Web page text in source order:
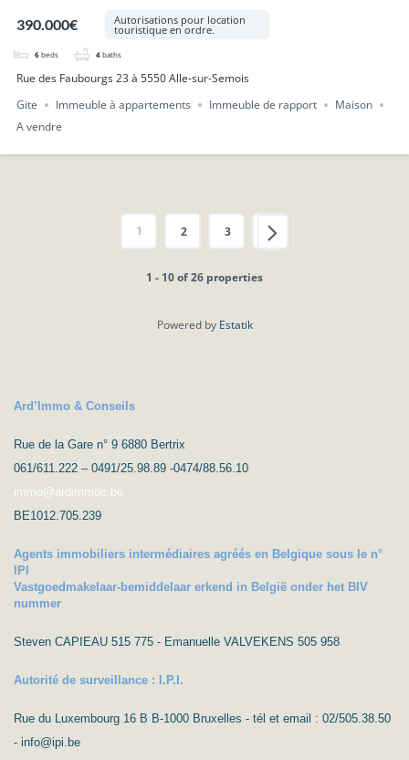
390.000€
Autorisations pour location
touristique en ordre.
6 beds 4 baths
Rue des Faubourgs 23 à 5550 Alle-sur-Semois
Gite
Immeuble à appartements Immeuble de rapport
Maison
A vendre
1 2 3
1 - 10 of 26 properties
Powered by Estatik
Ard’Immo & Conseils
Rue de la Gare n° 9 6880 Bertrix
061/611.222 – 0491/25.98.89 -0474/88.56.10
immo@ardimmoc.be
BE1012.705.239
Agents immobiliers intermédiaires agréés en Belgique sous le n°
IPI
Vastgoedmakelaar-bemiddelaar erkend in België onder het BIV
nummer
Steven CAPIEAU 515 775 - Emanuelle VALVEKENS 505 958
Autorité de surveillance : I.P.I.
Rue du Luxembourg 16 B B-1000 Bruxelles - tél et email : 02/505.38.50
- info@ipi.be